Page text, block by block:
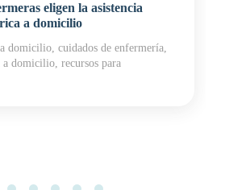
eligen la asistencia
a domicilio
domicilio, cuidados de enfermería,
domicilio, recursos para